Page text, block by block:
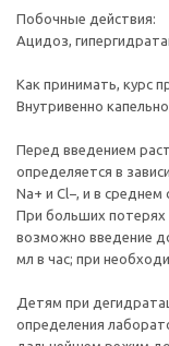
Побочные действия:
Ацидоз,
Как принимать, курс
Внутривенно
Перед введением
определяется в
Na+ и Cl−, и в среднем
При больших потерях
возможно введение
мл в час; при
Детям при
определения